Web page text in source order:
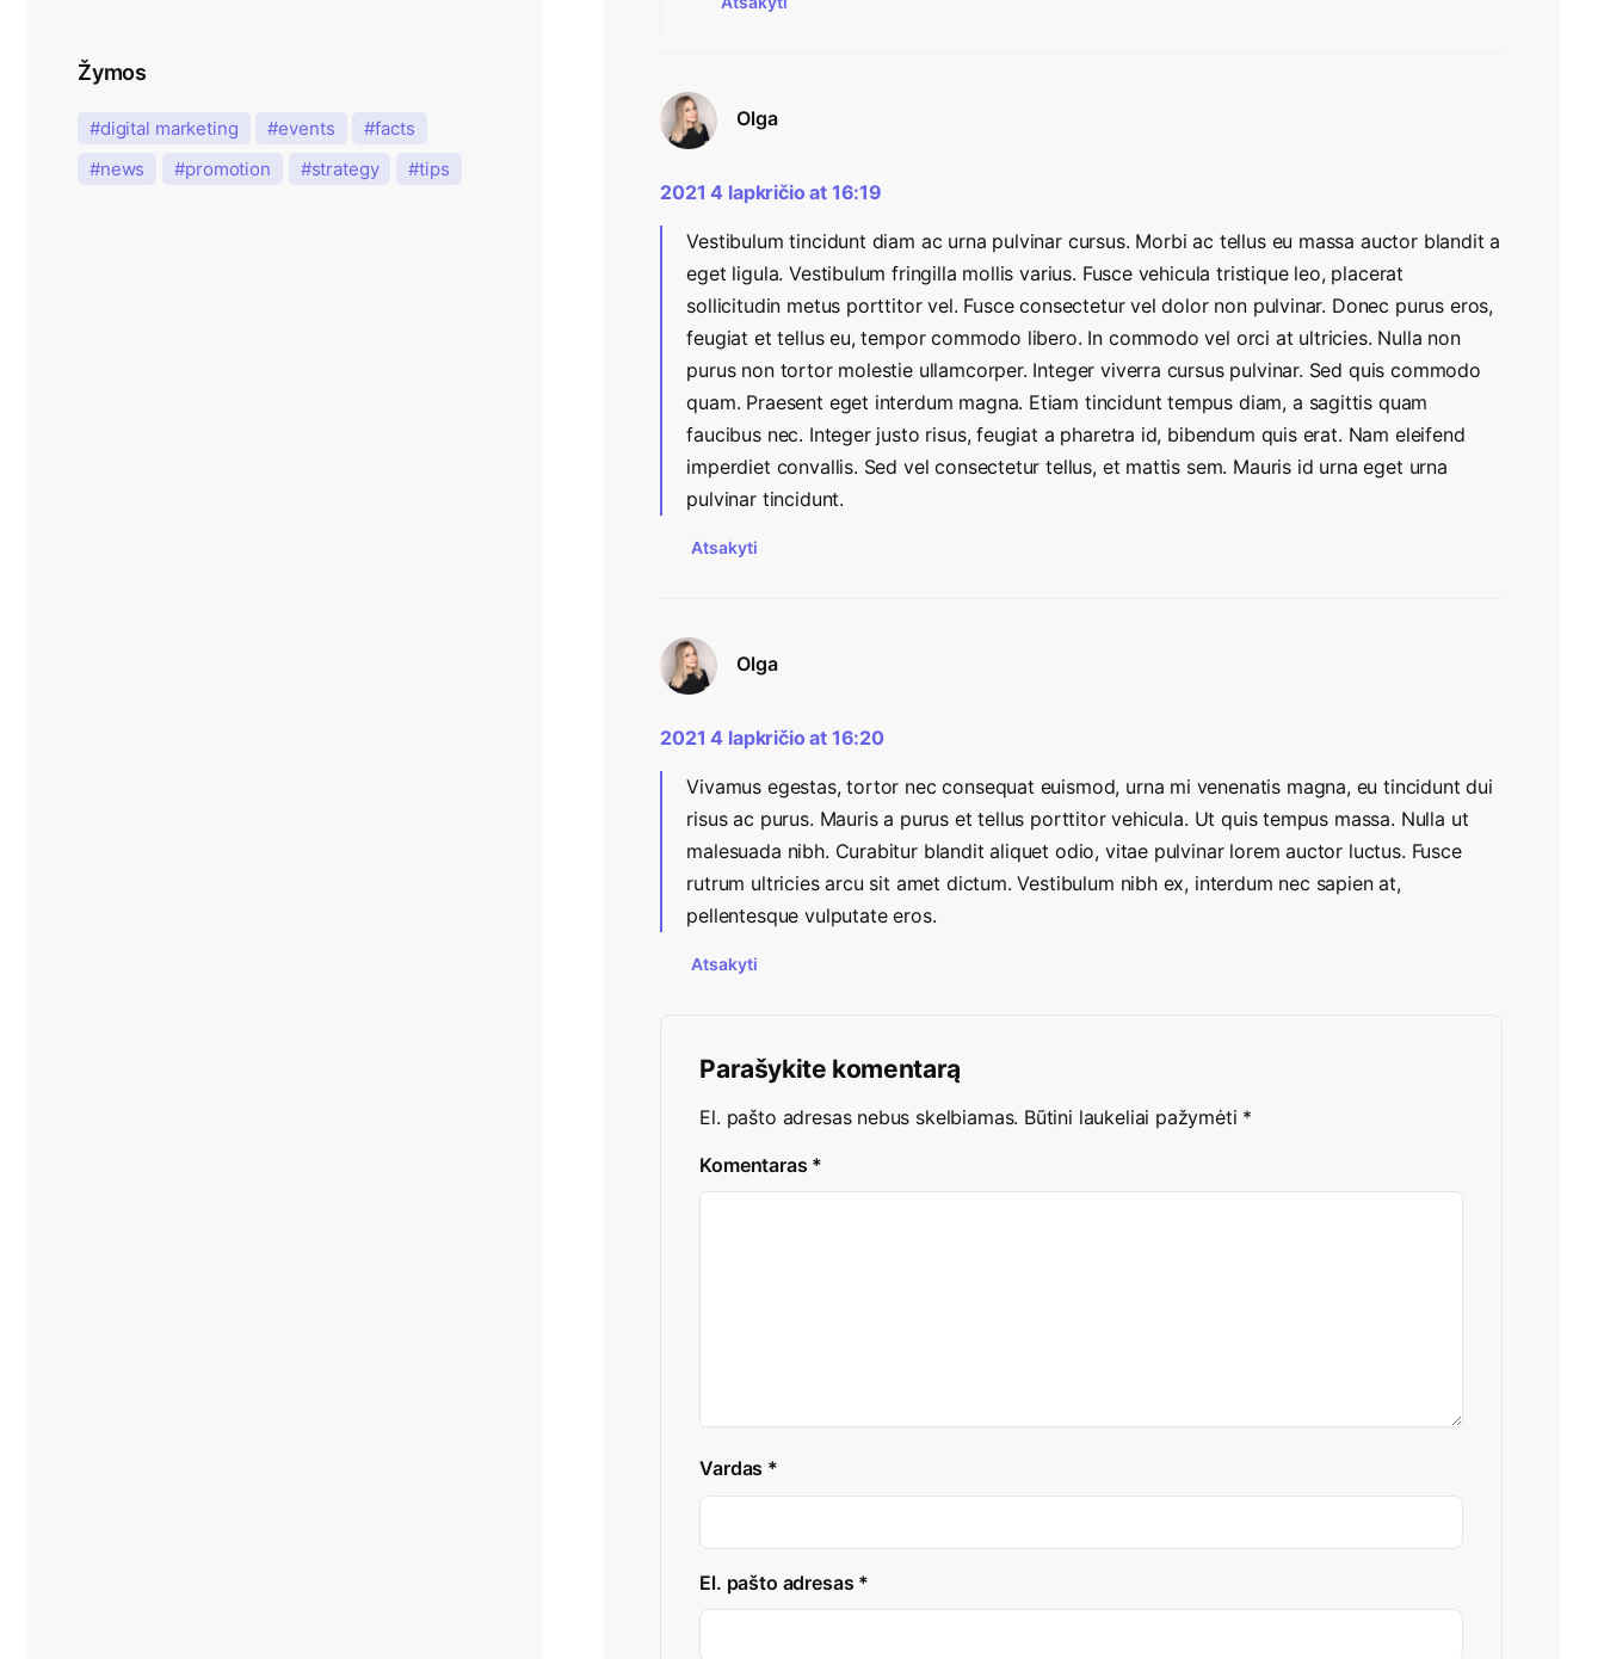
Olga
2021 4 lapkričio at 16:19
Vestibulum tincidunt diam ac urna pulvinar cursus. Morbi ac tellus eu massa auctor blandit a
eget ligula. Vestibulum fringilla mollis varius. Fusce vehicula tristique leo, placerat
sollicitudin metus porttitor vel. Fusce consectetur vel dolor non pulvinar. Donec purus eros,
feugiat et tellus eu, tempor commodo libero. In commodo vel orci at ultricies. Nulla non
purus non tortor molestie ullamcorper. Integer viverra cursus pulvinar. Sed quis commodo
quam. Praesent eget interdum magna. Etiam tincidunt tempus diam, a sagittis quam
faucibus nec. Integer justo risus, feugiat a pharetra id, bibendum quis erat. Nam eleifend
imperdiet convallis. Sed vel consectetur tellus, et mattis sem. Mauris id urna eget urna
pulvinar tincidunt.
Atsakyti
Olga
2021 4 lapkričio at 16:20
Vivamus egestas, tortor nec consequat euismod, urna mi venenatis magna, eu tincidunt dui
risus ac purus. Mauris a purus et tellus porttitor vehicula. Ut quis tempus massa. Nulla ut
malesuada nibh. Curabitur blandit aliquet odio, vitae pulvinar lorem auctor luctus. Fusce
rutrum ultricies arcu sit amet dictum. Vestibulum nibh ex, interdum nec sapien at,
pellentesque vulputate eros.
Atsakyti
Parašykite komentarą
El. pašto adresas nebus skelbiamas. Būtini laukeliai pažymėti *
Komentaras *
Vardas *
El. pašto adresas *
Žymos
digital marketing events
facts
news
promotion strategy tips